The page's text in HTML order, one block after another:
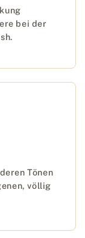
bei der
Tönen
völlig